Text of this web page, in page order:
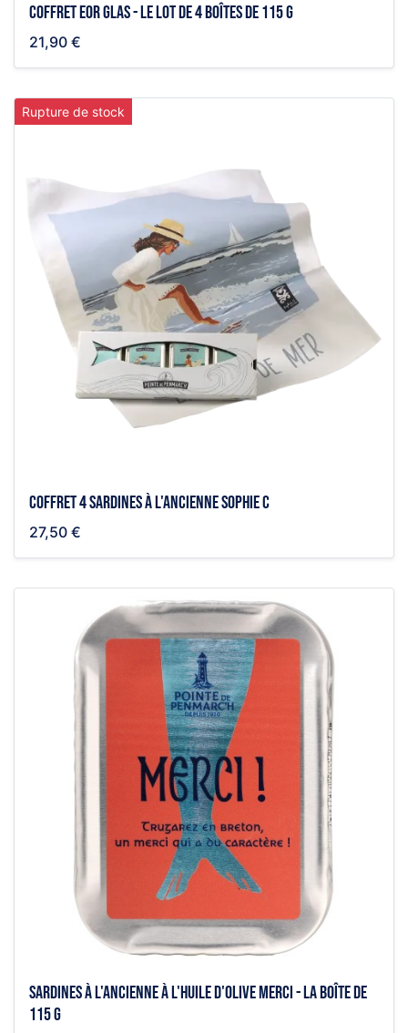
Coffret Eor Glas - le lot de 4 boîtes de 115 g
21,90 €
Rupture de stock
Coffret 4 sardines à l'ancienne Sophie C
27,50 €
Sardines à l'ancienne à l'huile d'olive merci - la boîte de
115 g